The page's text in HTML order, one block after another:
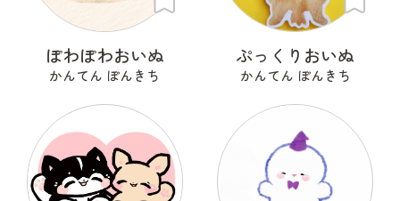
ぽわぽわおいぬ
かんてん ぽんきち
ぷっくりおいぬ
かんてん ぽんきち